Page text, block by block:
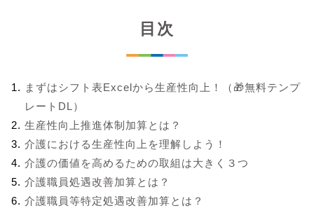
目次
まずはシフト表Excelから生産性向上！（🎁無料テンプ
レートDL）
生産性向上推進体制加算とは？
介護における生産性向上を理解しよう！
介護の価値を高めるための取組は大きく３つ
介護職員処遇改善加算とは？
介護職員等特定処遇改善加算とは？